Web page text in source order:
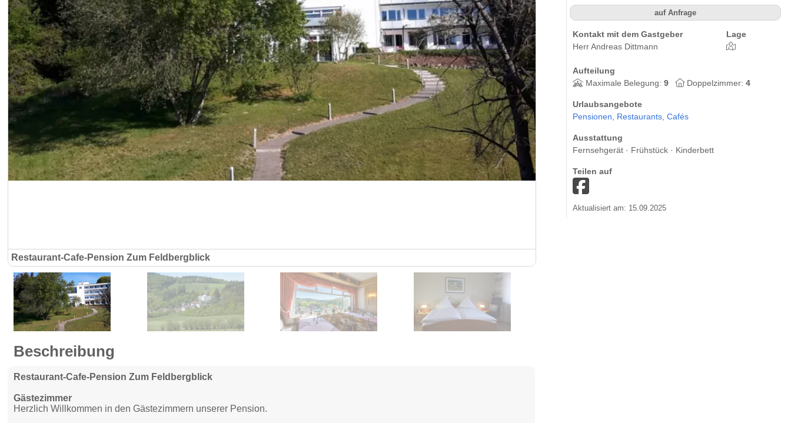
Restaurant-Cafe-Pension Zum Feldbergblick
auf Anfrage
Kontakt mit dem Gastgeber
Herr Andreas Dittmann
Lage
Aufteilung
Maximale Belegung: 9 Doppelzimmer:4
Urlaubsangebote
Pensionen, Restaurants, Cafés
Ausstattung
Fernsehgerät · Frühstück · Kinderbett
Teilen auf
Aktualisiert am: 15.09.2025
Beschreibung
Restaurant-Cafe-Pension Zum Feldbergblick
Gästezimmer
Herzlich Willkommen in den Gästezimmern unserer Pension.